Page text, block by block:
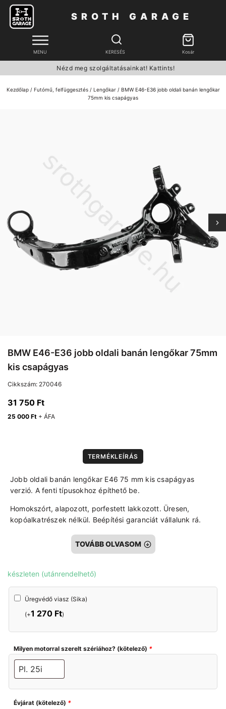
SROTH GARAGE
MENU KERESÉS Kosár
Nézd meg szolgáltatásainkat! Kattints!
Kezdőlap/ Futómű, felfüggesztés/ Lengőkar/ BMW E46-E36 jobb oldali banán lengőkar
75mm kis csapágyas
BMW E46-E36 jobb oldali banán lengőkar 75mm
kis csapágyas
Cikkszám: 270046
31 750 Ft
25 000 Ft + ÁFA
TERMÉKLEÍRÁS
Jobb oldali banán lengőkar E46 75 mm kis csapágyas
verzió. A fenti típusokhoz építhető be.
Homokszórt, alapozott, porfestett lakkozott. Üresen,
kopóalkatrészek nélkül. Beépítési garanciát vállalunk rá.
Igény szerint szilentezve, csapágyazva és terelőlemezzel.
A fotókon a csapágyházban ideiglenes védelem van a
A termék bontott, felújított és átnézett alkatrész.
TOVÁBB OLVASOM
készleten (utánrendelhető)
viasz
(Sika)
Üregvédő viasz (Sika)
(+1 270 Ft)
Milyen motorral szerelt szériához? (kötelező) *
Évjárat (kötelező) *